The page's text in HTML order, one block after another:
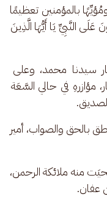
بالمؤمنين تعظيمًا
النَّبِيِّ يَا أَيُّهَا الَّذِينَ
سيدنا محمد، وعلى
مؤازرهِ في حالي السَّعَة
بالحق والصواب، أمير
منه ملائكة الرحمن،
عفان.